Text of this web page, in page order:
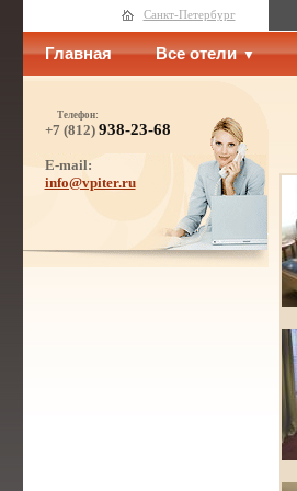
Санкт-Петербург
Главная Все отели
Телефон:
+7 (812) 938-23-68
E-mail:
info@vpiter.ru